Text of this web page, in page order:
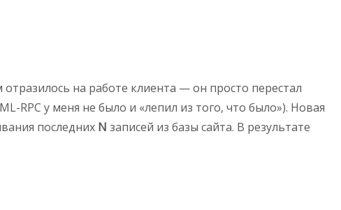
на работе клиента — он просто перестал
RPC у меня не было и «лепил из того, что было»). Новая
последних N записей из базы сайта. В результате